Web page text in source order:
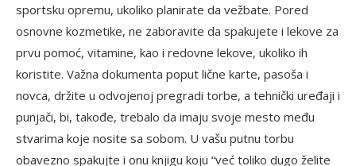
sportsku opremu, ukoliko planirate da vežbate. Pored
osnovne kozmetike, ne zaboravite da spakujete i lekove za
prvu pomoć, vitamine, kao i redovne lekove, ukoliko ih
koristite. Važna dokumenta poput lične karte, pasoša i
novca, držite u odvojenoj pregradi torbe, a tehnički uređaji i
punjači, bi, takođe, trebalo da imaju svoje mesto među
stvarima koje nosite sa sobom. U vašu putnu torbu
obavezno spakujte i onu knjigu koju “već toliko dugo želite